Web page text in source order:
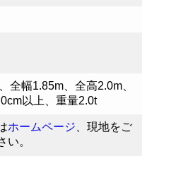
全幅1.85m、全高2.0m、
以上、重量2.0t
ホームページ 、現地をご
い。